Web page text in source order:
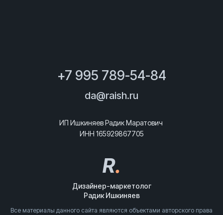
+7 995 789-54-84
da@raish.ru
ИП Ишкиняев Радик Маратович
ИНН 165929867705
R.
Дизайнер-маркетолог
Радик Ишкиняев
Все материалы данного сайта являются объектами авторского права